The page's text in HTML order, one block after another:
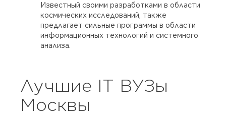
Известный своими разработками в области
космических исследований, также
предлагает сильные программы в области
информационных технологий и системного
анализа.
Лучшие IT ВУЗы
Москвы